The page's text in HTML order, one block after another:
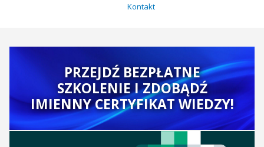
Kontakt
PRZEJDŹ BEZPŁATNE
SZKOLENIE I ZDOBĄDŹ
IMIENNY CERTYFIKAT WIEDZY!